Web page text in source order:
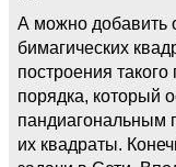
А можно добавить
бимагических
построения
порядка, который
пандиагональным
их квадраты.